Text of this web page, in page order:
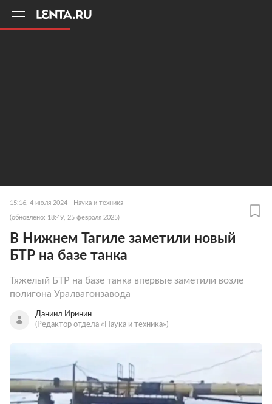
15:16, 4 июля 2024 Наука и техника
(обновлено: 18:49, 25 февраля 2025)
В Нижнем Тагиле заметили новый
БТР на базе танка
Тяжелый БТР на базе танка впервые заметили возле
полигона Уралвагонзавода
Даниил Иринин
(Редактор отдела «Наука и техника»)